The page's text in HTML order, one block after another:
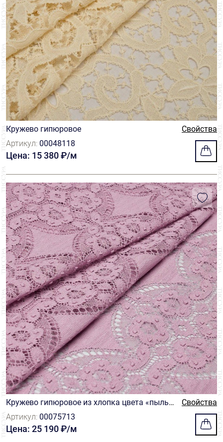
Кружево гипюровое
Свойства
Артикул: 00048118
Цена: 15 380 ₽/м
Кружево гипюровое из хлопка цвета «пыльн
ая роза» с узором, имитирующим технику вя
зания на коклюшках или крючком (кроше)
Свойства
Артикул: 00075713
Цена: 25 190 ₽/м